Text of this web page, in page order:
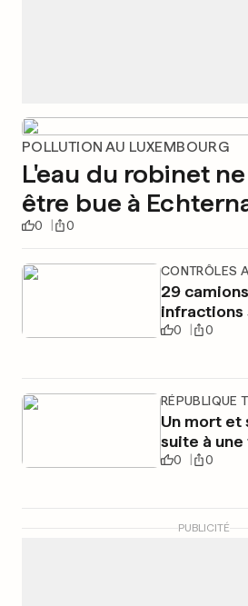
POLLUTION AU LUXEMBOURG
L'eau du robinet
être bue à
0 0
CONTRÔLES
29
infractions
0 0
RÉPUBLIQUE
Un mort et
suite à
0 0
PUBLICITÉ